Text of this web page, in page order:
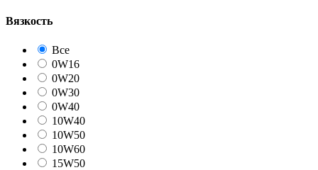
Вязкость
Все
0W16
0W20
0W30
0W40
10W40
10W50
10W60
15W50